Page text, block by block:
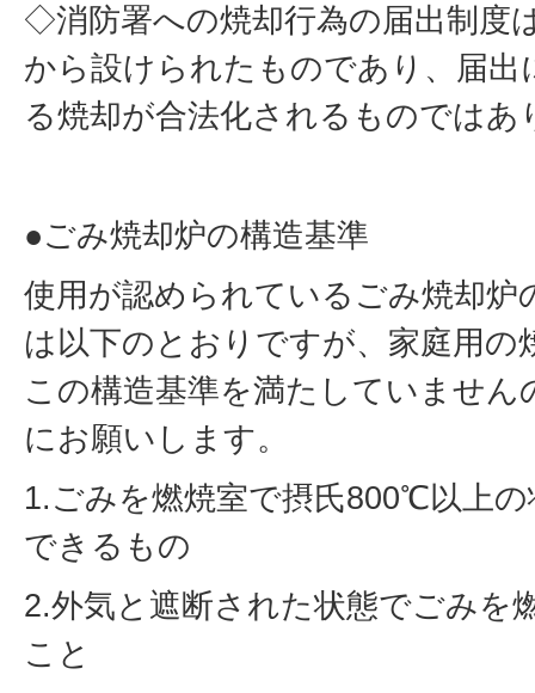
◇消防署への焼却行為の届出制度
から設けられたものであり、届
る焼却が合法化されるものではあ
●ごみ焼却炉の構造基準
使用が認められているごみ焼却炉
は以下のとおりですが、家庭用の
この構造基準を満たしていませ
にお願いします。
1.ごみを燃焼室で摂氏800℃以上
できるもの
2.外気と遮断された状態でごみを
こと